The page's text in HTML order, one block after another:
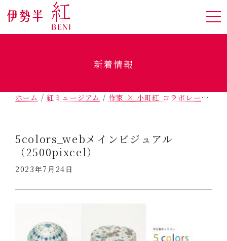
新着情報
ホーム /紅ミュージアム / 作家 × 小町紅 コラボレーション
5colors_webメインビジュアル
（2500pixcel）
2023年7月24日